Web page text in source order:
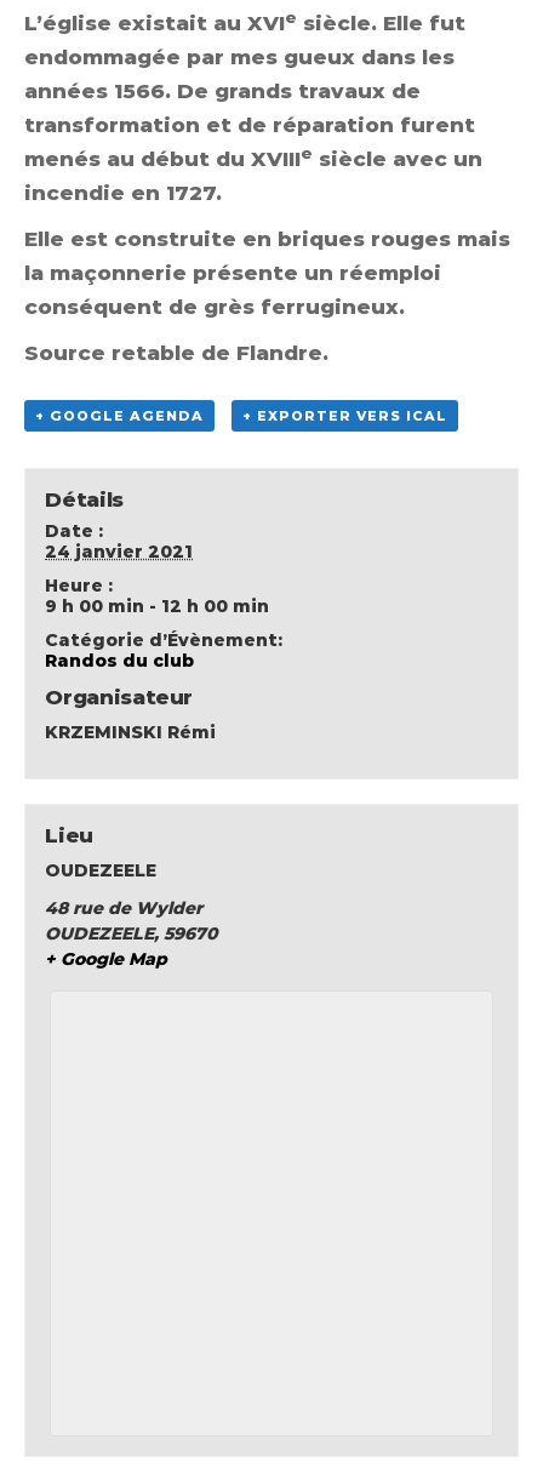
L’église existait au XVIe siècle. Elle fut
endommagée par mes gueux dans les
années 1566. De grands travaux de
transformation et de réparation furent
menés au début du XVIIIe siècle avec un
incendie en 1727.
Elle est construite en briques rouges mais
la maçonnerie présente un réemploi
conséquent de grès ferrugineux.
Source retable de Flandre.
+ GOOGLE AGENDA + EXPORTER VERS ICAL
Détails
Date :
24 janvier 2021
Heure :
9 h 00 min - 12 h 00 min
Catégorie d’Évènement:
Randos du club
Organisateur
KRZEMINSKI Rémi
Lieu
OUDEZEELE
48 rue de Wylder
OUDEZEELE, 59670
+ Google Map